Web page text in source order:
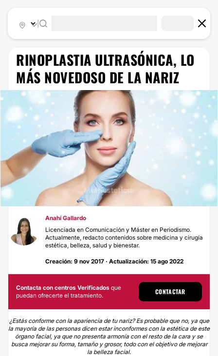
RINOPLASTIA ULTRASÓNICA, LO
MÁS NOVEDOSO DE LA NARIZ
Anahí Gallardo
Licenciada en Comunicación y Máster en Periodismo.
Actualmente, redacto contenidos sobre medicina y cirugía
estética, belleza, salud y bienestar.
Creación: 9 nov 2017 · Actualización: 15 ago 2022
Contacta con centros Verificados que
puedan ofrecerte el tratamiento.
CONTACTAR
¿Estás conforme con la apariencia de tu nariz? Es probable que no, ya que
la mayoría de las personas dicen estar inconformes con la estética de este
órgano facial, ya que no presenta armonía con el resto de la cara y se
busca mejorar su forma, tamaño y grosor, todo con el objetivo de mejorar
la belleza facial.